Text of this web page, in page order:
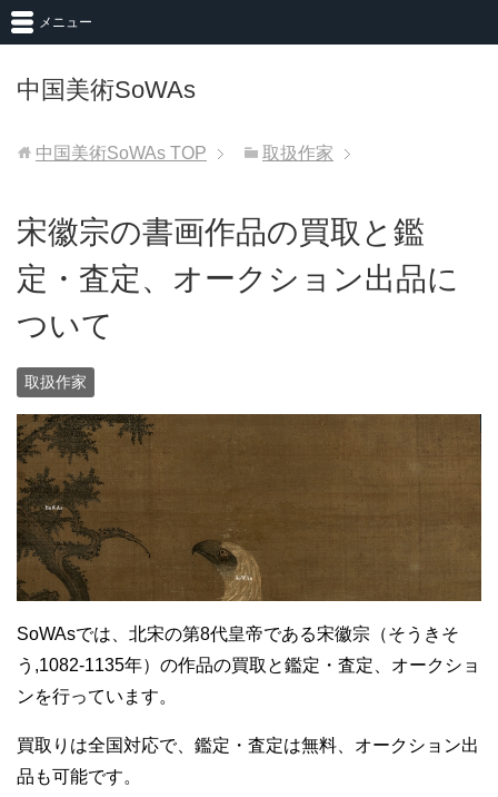
中国美術SoWAs
メニュー
中国美術SoWAs TOP 取扱作家
宋徽宗の書画作品の買取と鑑
定・査定、オークション出品に
ついて
取扱作家
SoWAsでは、北宋の第8代皇帝である宋徽宗（そうきそ
う,1082-1135年）の作品の買取と鑑定・査定、オークショ
ンを行っています。
買取りは全国対応で、鑑定・査定は無料、オークション出
品も可能です。